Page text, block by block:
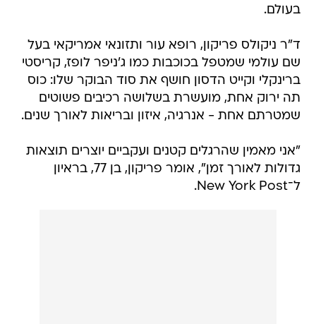
בעולם.
ד"ר ניקולס פריקון, רופא עור ותזונאי אמריקאי בעל
שם עולמי שמטפל בכוכבות כמו ג'ניפר לופז, קריסטי
ברינקלי וקייט הדסון חושף את סוד הבוקר שלו: כוס
תה ירוק אחת, מועשרת בשלושה רכיבים פשוטים
שמטרתם אחת - אנרגיה, איזון ובריאות לאורך שנים.
"אני מאמין שהרגלים קטנים ועקביים יוצרים תוצאות
גדולות לאורך זמן", אומר פריקון, בן 77, בראיון
ל־New York Post.